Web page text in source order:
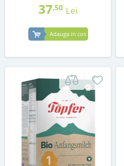
37,50 Lei
Adauga in cos